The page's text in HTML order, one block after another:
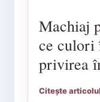
Machiaj
ce culori
privirea
Citește